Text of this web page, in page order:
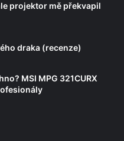
projektor mě překvapil
draka (recenze)
MSI MPG 321CURX